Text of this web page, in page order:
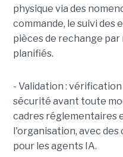
physique via des
commande, le suivi des
pièces de rechange
planifiés.
- Validation :
sécurité avant toute
cadres réglementaires
l'organisation, avec
pour les agents IA.